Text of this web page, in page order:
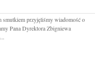
smutkiem przyjęliśmy wiadomość o
Pana Dyrektora Zbigniewa